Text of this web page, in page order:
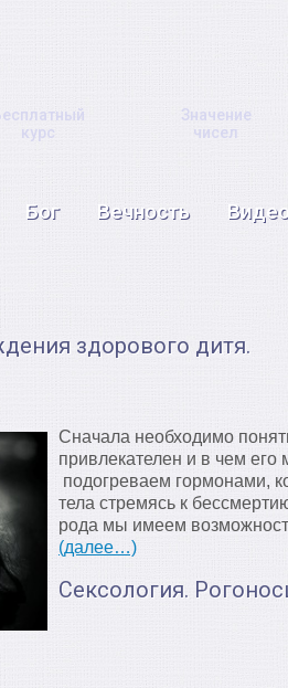
курс
Значение
чисел
Бог Вечность
здорового дитя.
Сначала необходимо
привлекателен и в чем его
подогреваем гормонами,
тела стремясь к
рода мы имеем
(далее…)
Сексология.